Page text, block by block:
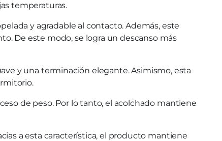
temperaturas.
y agradable al contacto. Además, este
De este modo, se logra un descanso más
y una terminación elegante. Asimismo, esta
de peso. Por lo tanto, el acolchado mantiene
a esta característica, el producto mantiene